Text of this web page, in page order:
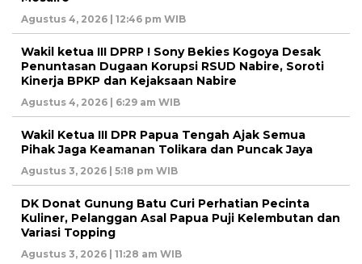
Agustus 4, 2026 | 12:46 pm WIB
Wakil ketua III DPRP ! Sony Bekies Kogoya Desak
Penuntasan Dugaan Korupsi RSUD Nabire, Soroti
Kinerja BPKP dan Kejaksaan Nabire
Agustus 4, 2026 | 6:29 am WIB
Wakil Ketua III DPR Papua Tengah Ajak Semua
Pihak Jaga Keamanan Tolikara dan Puncak Jaya
Agustus 3, 2026 | 5:18 pm WIB
DK Donat Gunung Batu Curi Perhatian Pecinta
Kuliner, Pelanggan Asal Papua Puji Kelembutan dan
Variasi Topping
Agustus 3, 2026 | 11:28 am WIB